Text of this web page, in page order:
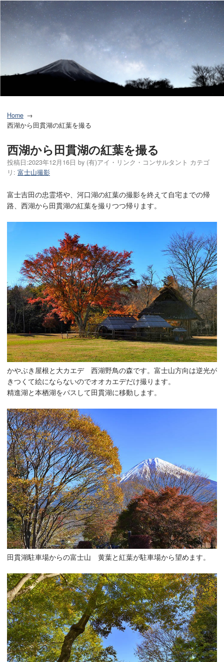
Home
西湖から田貫湖の紅葉を撮る
西湖から田貫湖の紅葉を撮る
投稿日:2023年12月16日 by (有)アイ・リンク・コンサルタント カテゴ
リ: 富士山撮影
富士吉田の忠霊塔や、河口湖の紅葉の撮影を終えて自宅までの帰
路、西湖から田貫湖の紅葉を撮りつつ帰ります。
かやぶき屋根と大カエデ 西湖野鳥の森です。富士山方向は逆光が
きつくて絵にならないのでオオカエデだけ撮ります。
精進湖と本栖湖をパスして田貫湖に移動します。
田貫湖駐車場からの富士山 黄葉と紅葉が駐車場から望めます。